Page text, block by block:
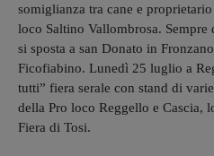
somiglianza tra cane e
loco Saltino Vallombrosa.
si sposta a san Donato in
Ficofiabino. Lunedì 25 luglio a
tutti” fiera serale con stand di
della Pro loco Reggello e Cascia,
Fiera di Tosi.